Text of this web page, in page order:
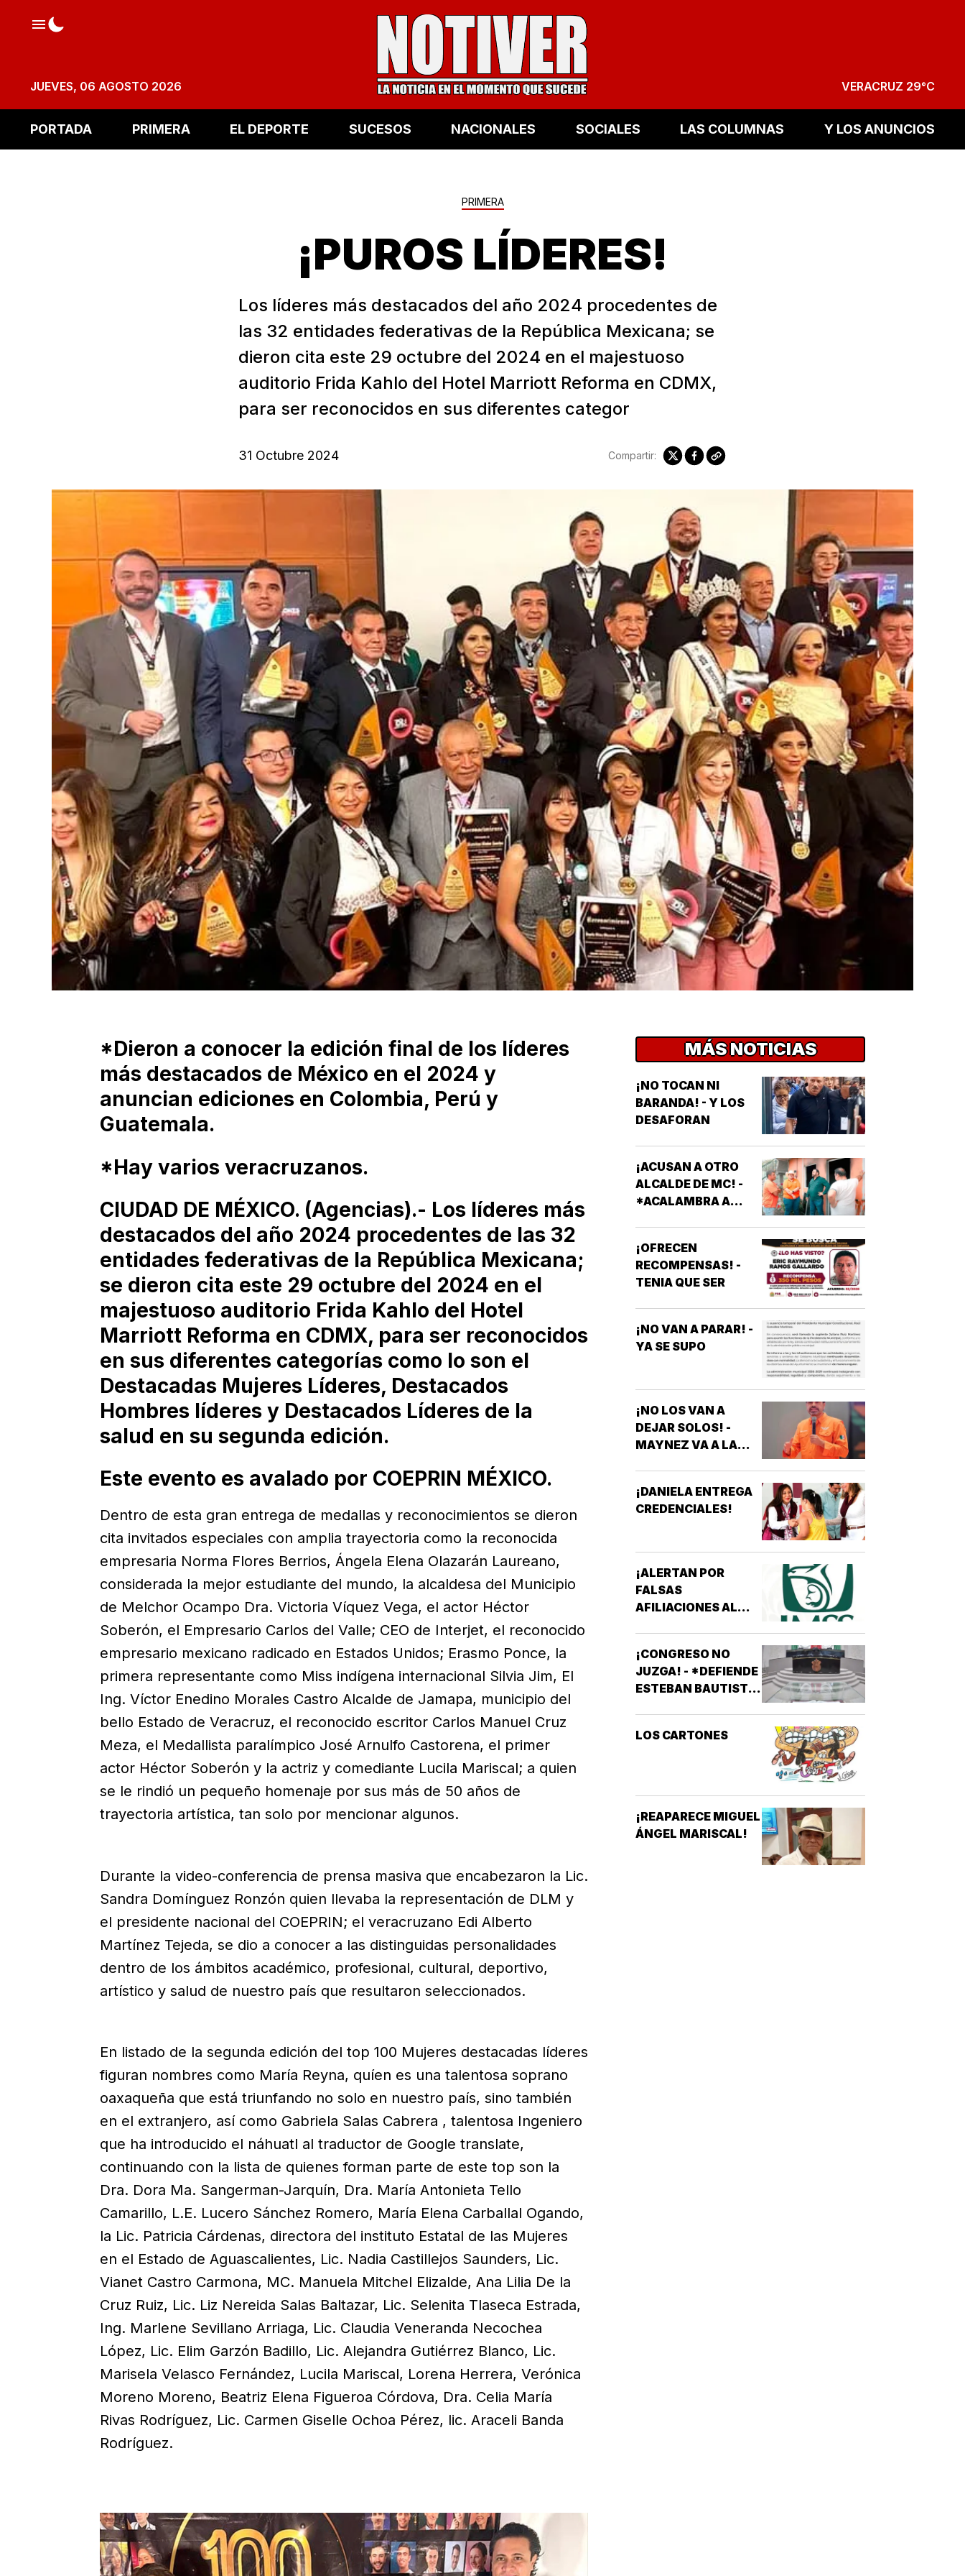
JUEVES, 06 AGOSTO 2026 VERACRUZ 29°C
PORTADA PRIMERA EL DEPORTE SUCESOS NACIONALES SOCIALES LAS COLUMNAS Y LOS ANUNCIOS
PRIMERA
¡PUROS LÍDERES!
Los líderes más destacados del año 2024 procedentes de
las 32 entidades federativas de la República Mexicana; se
dieron cita este 29 octubre del 2024 en el majestuoso
auditorio Frida Kahlo del Hotel Marriott Reforma en CDMX,
para ser reconocidos en sus diferentes categor
31 Octubre 2024 Compartir:
*Dieron a conocer la edición final de los líderes
más destacados de México en el 2024 y
anuncian ediciones en Colombia, Perú y
Guatemala.
*Hay varios veracruzanos.
CIUDAD DE MÉXICO. (Agencias).- Los líderes más
destacados del año 2024 procedentes de las 32
entidades federativas de la República Mexicana;
se dieron cita este 29 octubre del 2024 en el
majestuoso auditorio Frida Kahlo del Hotel
Marriott Reforma en CDMX, para ser reconocidos
en sus diferentes categorías como lo son el
Destacadas Mujeres Líderes, Destacados
Hombres líderes y Destacados Líderes de la
salud en su segunda edición.
Este evento es avalado por COEPRIN MÉXICO.
Dentro de esta gran entrega de medallas y reconocimientos se dieron
cita invitados especiales con amplia trayectoria como la reconocida
empresaria Norma Flores Berrios, Ángela Elena Olazarán Laureano,
considerada la mejor estudiante del mundo, la alcaldesa del Municipio
de Melchor Ocampo Dra. Victoria Víquez Vega, el actor Héctor
Soberón, el Empresario Carlos del Valle; CEO de Interjet, el reconocido
empresario mexicano radicado en Estados Unidos; Erasmo Ponce, la
primera representante como Miss indígena internacional Silvia Jim, El
Ing. Víctor Enedino Morales Castro Alcalde de Jamapa, municipio del
bello Estado de Veracruz, el reconocido escritor Carlos Manuel Cruz
Meza, el Medallista paralímpico José Arnulfo Castorena, el primer
actor Héctor Soberón y la actriz y comediante Lucila Mariscal; a quien
se le rindió un pequeño homenaje por sus más de 50 años de
trayectoria artística, tan solo por mencionar algunos.
Durante la video-conferencia de prensa masiva que encabezaron la Lic.
Sandra Domínguez Ronzón quien llevaba la representación de DLM y
el presidente nacional del COEPRIN; el veracruzano Edi Alberto
Martínez Tejeda, se dio a conocer a las distinguidas personalidades
dentro de los ámbitos académico, profesional, cultural, deportivo,
artístico y salud de nuestro país que resultaron seleccionados.
En listado de la segunda edición del top 100 Mujeres destacadas líderes
figuran nombres como María Reyna, quíen es una talentosa soprano
oaxaqueña que está triunfando no solo en nuestro país, sino también
en el extranjero, así como Gabriela Salas Cabrera , talentosa Ingeniero
que ha introducido el náhuatl al traductor de Google translate,
continuando con la lista de quienes forman parte de este top son la
Dra. Dora Ma. Sangerman-Jarquín, Dra. María Antonieta Tello
Camarillo, L.E. Lucero Sánchez Romero, María Elena Carballal Ogando,
la Lic. Patricia Cárdenas, directora del instituto Estatal de las Mujeres
en el Estado de Aguascalientes, Lic. Nadia Castillejos Saunders, Lic.
Vianet Castro Carmona, MC. Manuela Mitchel Elizalde, Ana Lilia De la
Cruz Ruiz, Lic. Liz Nereida Salas Baltazar, Lic. Selenita Tlaseca Estrada,
Ing. Marlene Sevillano Arriaga, Lic. Claudia Veneranda Necochea
López, Lic. Elim Garzón Badillo, Lic. Alejandra Gutiérrez Blanco, Lic.
Marisela Velasco Fernández, Lucila Mariscal, Lorena Herrera, Verónica
Moreno Moreno, Beatriz Elena Figueroa Córdova, Dra. Celia María
Rivas Rodríguez, Lic. Carmen Giselle Ochoa Pérez, lic. Araceli Banda
Rodríguez.
MÁS NOTICIAS
¡NO TOCAN NI
BARANDA! - Y LOS
DESAFORAN
¡ACUSAN A OTRO
ALCALDE DE MC! -
*ACALAMBRA A
¡OFRECEN
RECOMPENSAS! -
TENIA QUE SER
¡NO VAN A PARAR! -
YA SE SUPO
¡NO LOS VAN A
DEJAR SOLOS! -
MAYNEZ VA A LA
¡DANIELA ENTREGA
CREDENCIALES!
¡ALERTAN POR
FALSAS
AFILIACIONES AL
SOCIALES
¡CONGRESO NO
JUZGA! - *DEFIENDE
ESTEBAN BAUTISTA
LOS CARTONES
¡REAPARECE MIGUEL
ÁNGEL MARISCAL!